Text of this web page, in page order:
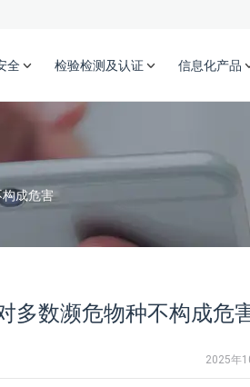
全 检验检测及认证 信息化产品
成危害
多数濒危物种不构成危
2025年